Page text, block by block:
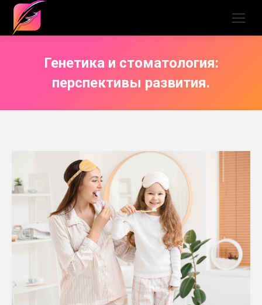
Генетика и стоматология:
перспективы развития.